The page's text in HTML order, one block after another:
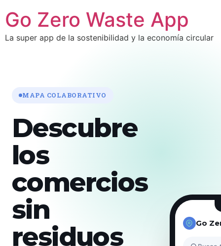
Go Zero Waste App
La super app de la sostenibilidad y la economía circular
MAPA COLABORATIVO
Descubre
los
comercios
sin
residuos
Go